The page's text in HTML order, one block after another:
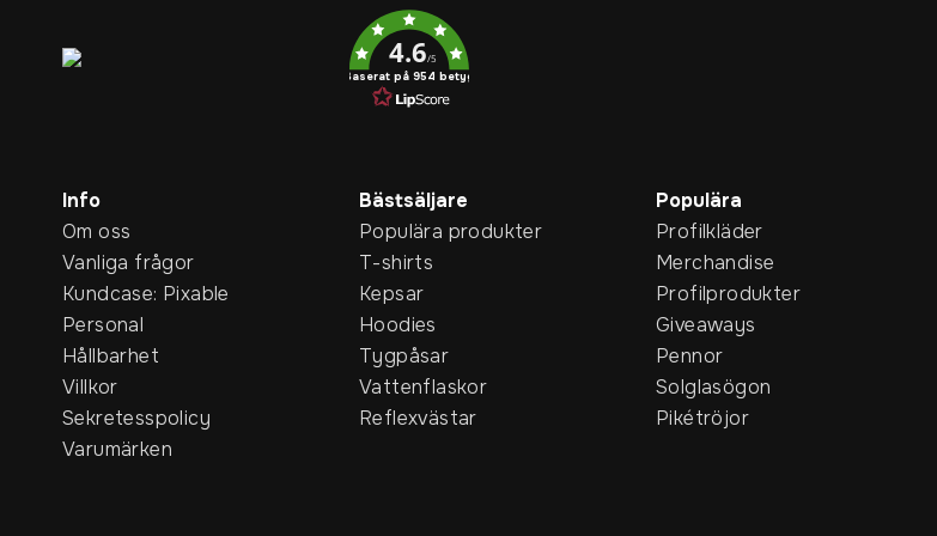
4.6/5
Baserat på 954 betyg
Info
Om oss
Vanliga frågor
Kundcase: Pixable
Personal
Hållbarhet
Villkor
Sekretesspolicy
Varumärken
Bästsäljare
Populära produkter
T-shirts
Kepsar
Hoodies
Tygpåsar
Vattenflaskor
Reflexvästar
Populära
Profilkläder
Merchandise
Profilprodukter
Giveaways
Pennor
Solglasögon
Pikétröjor